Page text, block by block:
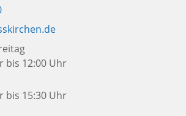
bis 12:00 Uhr
bis 15:30 Uhr